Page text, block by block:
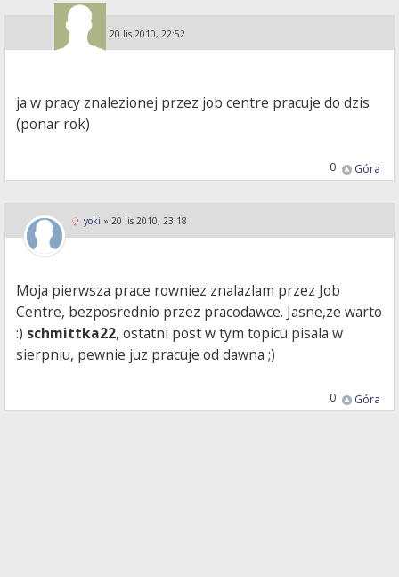
Guest 20 lis 2010, 22:52
ja w pracy znalezionej przez job centre pracuje do dzis
(ponar rok)
Góra
0
yoki » 20 lis 2010, 23:18
Moja pierwsza prace rowniez znalazlam przez Job
Centre, bezposrednio przez pracodawce. Jasne,ze warto
:) schmittka22, ostatni post w tym topicu pisala w
sierpniu, pewnie juz pracuje od dawna ;)
Góra
0